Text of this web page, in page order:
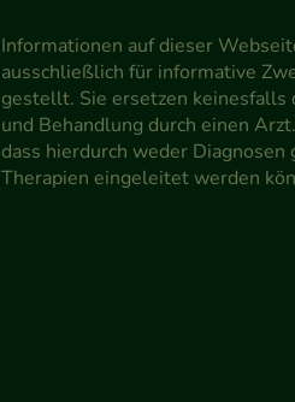
Informationen auf dieser
ausschließlich für informative
gestellt. Sie ersetzen keinesfalls
und Behandlung durch einen
dass hierdurch weder
Therapien eingeleitet werden